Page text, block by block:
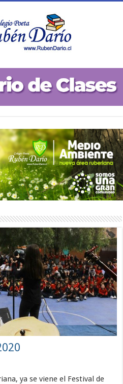
ya se viene el Festival de